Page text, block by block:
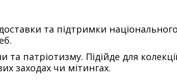
та підтримки
патріотизму. Підійде для
заходах чи мітингах.